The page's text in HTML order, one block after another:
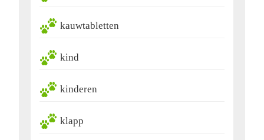
kauwtabletten
kind
kinderen
klapp